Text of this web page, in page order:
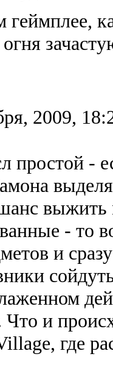
2009,
простой -
выжить
- то
и
Что и
где